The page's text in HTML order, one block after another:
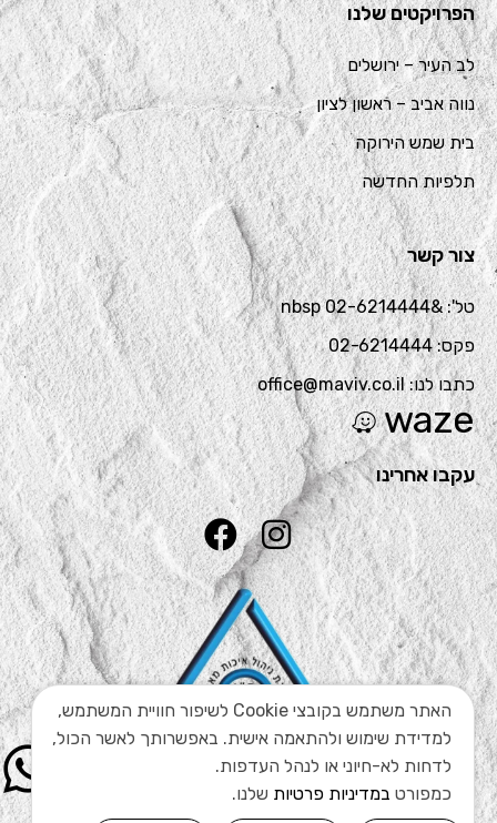
הפרויקטים שלנו
לב העיר – ירושלים
נווה אביב – ראשון לציון
בית שמש הירוקה
תלפיות החדשה
צור קשר
טל': &nbsp 02-6214444
פקס: 02-6214444
כתבו לנו: office@maviv.co.il
waze
עקבו אחרינו
האתר משתמש בקובצי Cookie לשיפור חוויית המשתמש,
למדידת שימוש ולהתאמה אישית. באפשרותך לאשר הכול,
לדחות לא-חיוני או לנהל העדפות.
כמפורט במדיניות פרטיות שלנו.